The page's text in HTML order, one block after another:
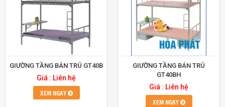
GIƯỜNG TẦNG BÁN TRÚ GT40B
Giá : Liên hệ
XEM NGAY
GIƯỜNG TẦNG BÁN TRÚ
GT40BH
Giá : Liên hệ
XEM NGAY